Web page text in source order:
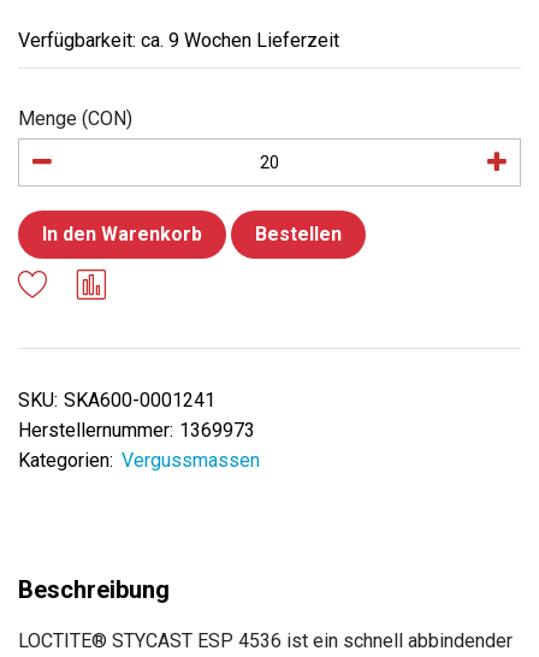
Verfügbarkeit: ca. 9 Wochen Lieferzeit
Menge (CON)
In den Warenkorb Bestellen
SKU: SKA600-0001241
Herstellernummer: 1369973
Kategorien: Vergussmassen
LOCTITE® STYCAST ESP 4536 ist ein schnell abbindender